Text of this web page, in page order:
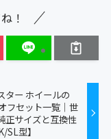
！
ター ホイールの
フセット一覧｜世
正サイズと互換性
SL型】